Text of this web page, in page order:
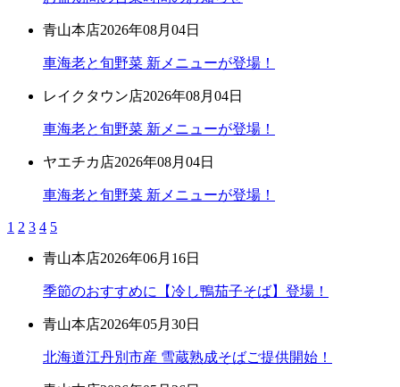
青山本店2026年08月04日
車海老と旬野菜 新メニューが登場！
レイクタウン店2026年08月04日
車海老と旬野菜 新メニューが登場！
ヤエチカ店2026年08月04日
車海老と旬野菜 新メニューが登場！
1 2 3 4 5
青山本店2026年06月16日
季節のおすすめに【冷し鴨茄子そば】登場！
青山本店2026年05月30日
北海道江丹別市産 雪蔵熟成そばご提供開始！